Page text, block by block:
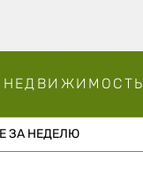
НЕДВИЖИМОСТЬ
ЗА НЕДЕЛЮ